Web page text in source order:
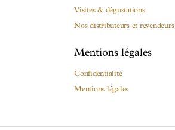
Visites & dégustations
Nos distributeurs et revendeurs
Mentions légales
Confidentialité
Mentions légales